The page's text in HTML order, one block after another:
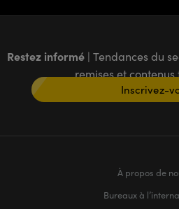
Restez informé | Tendances du
remises et
Inscrivez-
À propos de
Bureaux à